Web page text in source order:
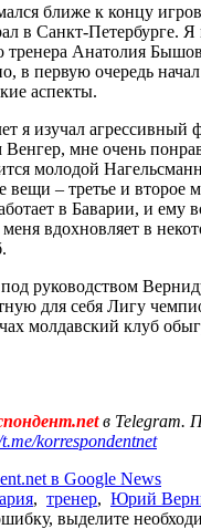
ближе к концу
в Санкт-Петербурге.
тренера Анатолия
в первую очередь
аспекты.
я изучал агрессивный
мне очень
молодой
вещи – третье и второе
в Баварии, и ему
вдохновляет в
руководством
для себя Лигу
молдавский клуб
в Telegram.
korrespondentnet
в Google News
, тренер, Юрий
выделите